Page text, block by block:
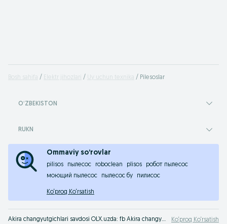
Bosh sahifa Elektr jihozlari Uy uchun texnika Pilesoslar
OʻZBEKISTON
RUKN
Ommaviy so‘rovlar
pilisos пылесос roboclean plisos
робот пылесос
моющий пылесос
пылесос бу пилисос
Ko‘proq Ko‘rsatish
Akira changyutgichlari savdosi OLX.uzda: fb Akira changyutkichlariga maqbul narxlar - dolzarb e‘lonlar OLX.uz O‘zbekistonda! Ko‘proq Ko‘rsatish